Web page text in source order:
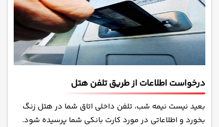
درخواست اطلاعات از طریق تلفن هتل
بعید نیست نیمه شب، تلفن داخلی اتاق شما در هتل زنگ
بخورد و اطلاعاتی در مورد کارت بانکی شما پرسیده شود.